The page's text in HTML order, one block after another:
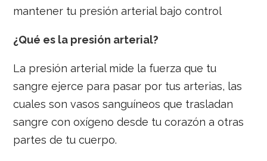
mantener tu presión arterial bajo control
¿Qué es la presión arterial?
La presión arterial mide la fuerza que tu
sangre ejerce para pasar por tus arterias, las
cuales son vasos sanguíneos que trasladan
sangre con oxígeno desde tu corazón a otras
partes de tu cuerpo.